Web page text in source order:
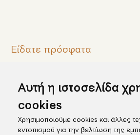
Αυτή η ιστοσελίδα
cookies
Χρησιμοποιούμε cookies και άλλες
εντοπισμού για την βελτίωση της
Είδατε πρόσφατα